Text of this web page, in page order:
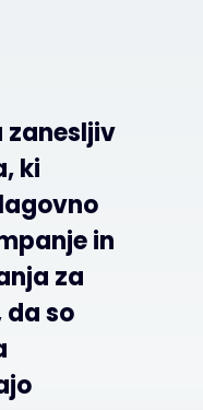
zanesljiv
ki
in
za
so